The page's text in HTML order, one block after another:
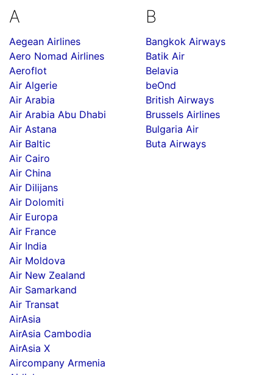
A
Aegean Airlines
Aero Nomad Airlines
Aeroflot
Air Algerie
Air Arabia
Air Arabia Abu Dhabi
Air Astana
Air Baltic
Air Cairo
Air China
Air Dilijans
Air Dolomiti
Air Europa
Air France
Air India
Air Moldova
Air New Zealand
Air Samarkand
Air Transat
AirAsia
AirAsia Cambodia
AirAsia X
Aircompany Armenia
B
Bangkok Airways
Batik Air
Belavia
beOnd
British Airways
Brussels Airlines
Bulgaria Air
Buta Airways